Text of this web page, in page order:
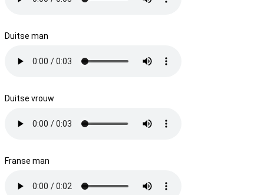
Duitse man
Duitse vrouw
Franse man